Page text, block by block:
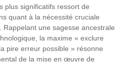
plus significatifs ressort de
quant à la nécessité cruciale
une sagesse ancestrale
la maxime « exclure
pire erreur possible » résonne
de la mise en œuvre de